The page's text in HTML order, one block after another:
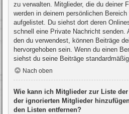
zu verwalten. Mitglieder, die du deiner
werden in deinem persönlichen
aufgelistet. Du siehst dort deren
schnell eine Private Nachricht senden.
den du verwendest, können Beiträge
hervorgehoben sein. Wenn du einen
siehst du seine Beiträge
Nach oben
Wie kann ich Mitglieder zur Liste
der ignorierten Mitglieder
den Listen entfernen?